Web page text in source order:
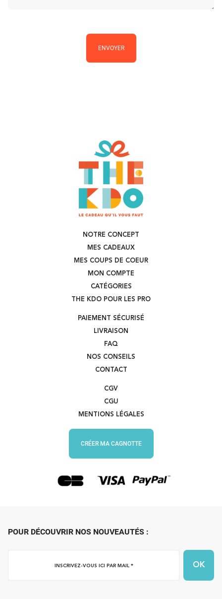
NOTRE CONCEPT
MES CADEAUX
MES COUPS DE COEUR
MON COMPTE
CATÉGORIES
THE KDO POUR LES PRO
PAIEMENT SÉCURISÉ
LIVRAISON
FAQ
NOS CONSEILS
CONTACT
CGV
CGU
MENTIONS LÉGALES
CRÉER MA CAGNOTTE
POUR DÉCOUVRIR NOS NOUVEAUTÉS :